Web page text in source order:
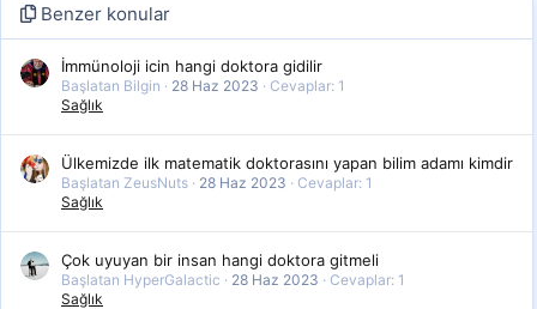
Benzer konular
İmmünoloji icin hangi doktora gidilir
Başlatan Bilgin 28 Haz 2023
Cevaplar: 1
Sağlık
Ülkemizde ilk matematik doktorasını yapan bilim adamı kimdir
Başlatan ZeusNuts 28 Haz 2023
Cevaplar: 1
Sağlık
Çok uyuyan bir insan hangi doktora gitmeli
Başlatan HyperGalactic 28 Haz 2023
Cevaplar: 1
Sağlık